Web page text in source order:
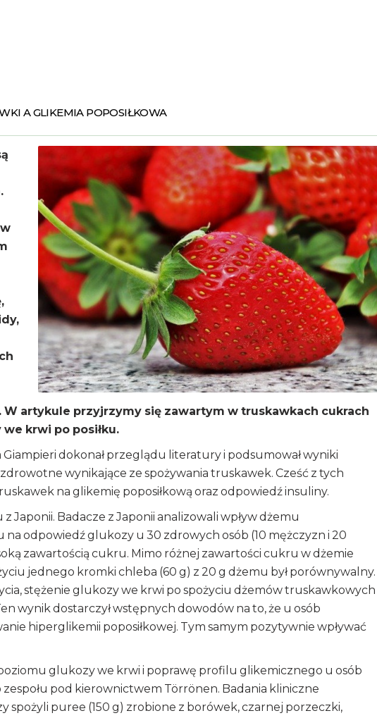
A GLIKEMIA POPOSIŁKOWA
W artykule przyjrzymy się zawartym w truskawkach cukrach
krwi po posiłku.
dokonał przeglądu literatury i podsumował wyniki
wynikające ze spożywania truskawek. Cześć z tych
na glikemię poposiłkową oraz odpowiedź insuliny.
Japonii. Badacze z Japonii analizowali wpływ dżemu
odpowiedź glukozy u 30 zdrowych osób (10 mężczyzn i 20
zawartością cukru. Mimo różnej zawartości cukru w dżemie
jednego kromki chleba (60 g) z 20 g dżemu był porównywalny.
stężenie glukozy we krwi po spożyciu dżemów truskawkowych
wynik dostarczył wstępnych dowodów na to, że u osób
hiperglikemii poposiłkowej. Tym samym pozytywnie wpływać
glukozy we krwi i poprawę profilu glikemicznego u osób
pod kierownictwem Törrönen. Badania kliniczne
puree (150 g) zrobione z borówek, czarnej porzeczki,